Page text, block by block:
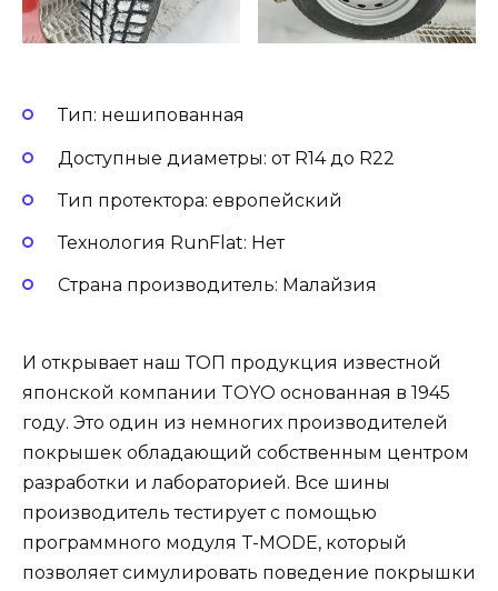
Тип: нешипованная
Доступные диаметры: от R14 до R22
Тип протектора: европейский
Технология RunFlat: Нет
Страна производитель: Малайзия
И открывает наш ТОП продукция известной
японской компании TOYO основанная в 1945
году. Это один из немногих производителей
покрышек обладающий собственным центром
разработки и лабораторией. Все шины
производитель тестирует с помощью
программного модуля T-MODE, который
позволяет симулировать поведение покрышки